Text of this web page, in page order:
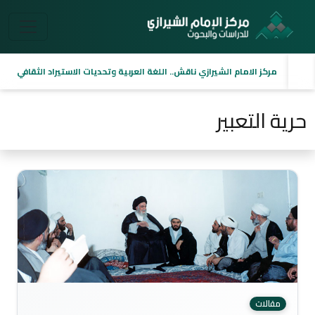
مركز الامام الشيرازي ناقش.. اللغة العربية وتحديات الاستيراد الثقافي
حرية التعبير
مقالات